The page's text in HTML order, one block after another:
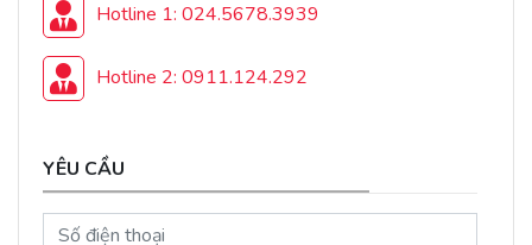
Hotline 1: 024.5678.3939
Hotline 2: 0911.124.292
YÊU CẦU